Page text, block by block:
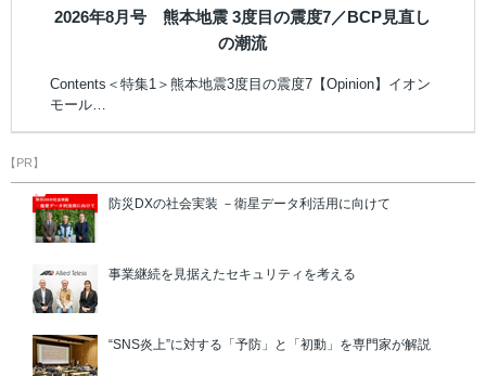
2026年8月号 熊本地震 3度目の震度7／BCP見直し
の潮流
Contents＜特集1＞熊本地震3度目の震度7【Opinion】イオン
モール…
【PR】
防災DXの社会実装 －衛星データ利活用に向けて
事業継続を見据えたセキュリティを考える
“SNS炎上”に対する「予防」と「初動」を専門家が解説